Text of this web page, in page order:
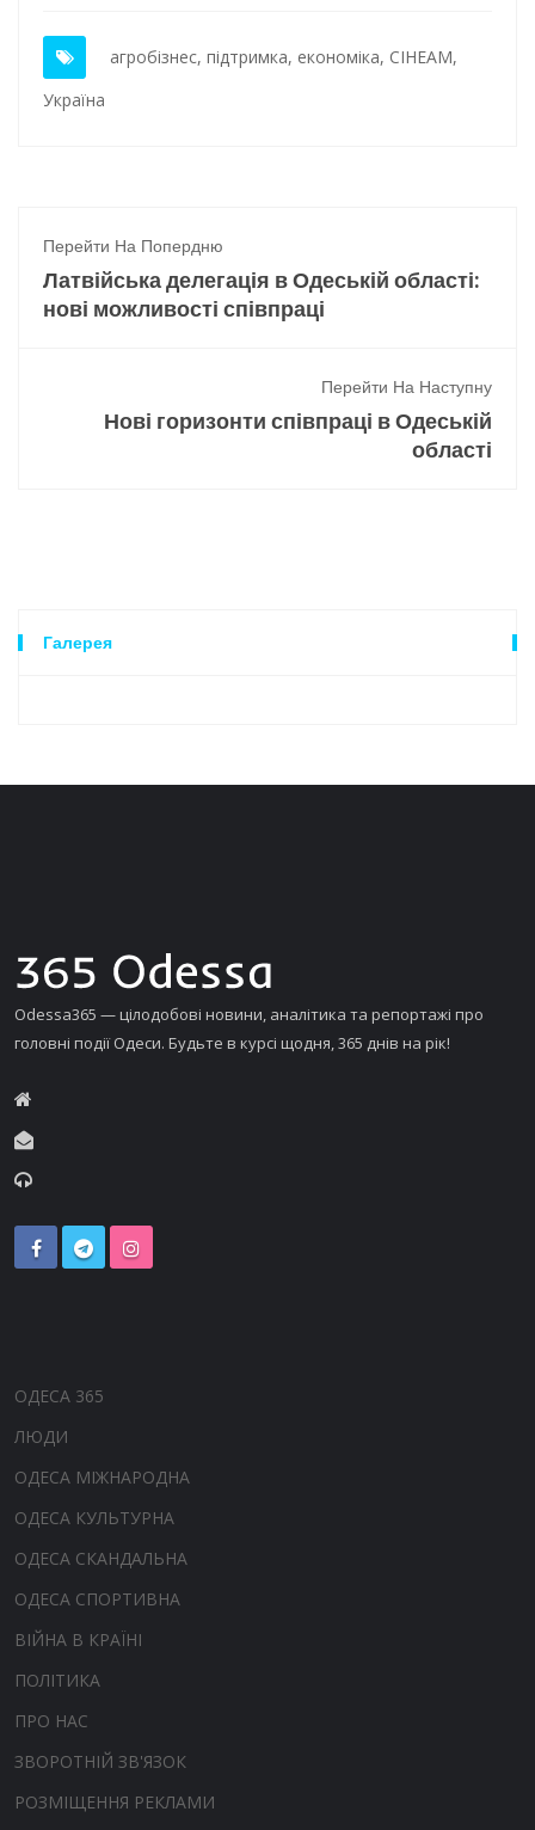
агробізнес, підтримка, економіка, CIHEAM,
Україна
Перейти На Попердню
Латвійська делегація в Одеській області:
нові можливості співпраці
Перейти На Наступну
Нові горизонти співпраці в Одеській
області
Галерея
Odessa365 — цілодобові новини, аналітика та репортажі про
головні події Одеси. Будьте в курсі щодня, 365 днів на рік!
ОДЕСА 365
ЛЮДИ
ОДЕСА МІЖНАРОДНА
ОДЕСА КУЛЬТУРНА
ОДЕСА СКАНДАЛЬНА
ОДЕСА СПОРТИВНА
ВІЙНА В КРАЇНІ
ПОЛІТИКА
ПРО НАС
ЗВОРОТНІЙ ЗВ'ЯЗОК
РОЗМІЩЕННЯ РЕКЛАМИ